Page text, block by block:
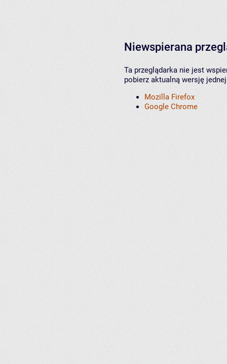
Niewspierana
Ta przeglądarka nie jest
pobierz aktualną wersję
Mozilla Firefox
Google Chrome